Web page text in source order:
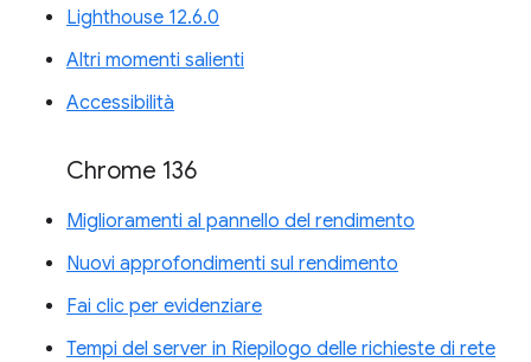
Lighthouse 12.6.0
Altri momenti salienti
Accessibilità
Chrome 136
Miglioramenti al pannello del rendimento
Nuovi approfondimenti sul rendimento
Fai clic per evidenziare
Tempi del server in Riepilogo delle richieste di rete